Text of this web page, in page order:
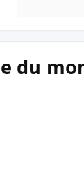
du